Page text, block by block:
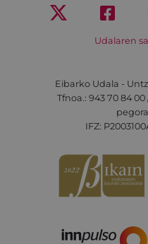
Udalaren
Eibarko Udala -
Tfnoa.: 943 70 84 00
IFZ: